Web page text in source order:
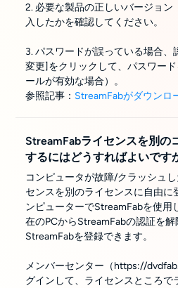
2. 必要な製品の正しいバージョ
入したかを確認してください。
3. パスワードが誤っている場合
変更]をクリックして、パスワー
ールが有効な場合）。
参照記事： StreamFabがダウンロ
StreamFabライセンスを別の
するにはどうすればよいです
コンピュータが故障/クラッシュ
センスを別のライセンスに自由に
ンピューターでStreamFabを使用
在のPCからStreamFabの認証を
StreamFabを登録できます。
メンバーセンター（https://
グインして、ライセンスところで